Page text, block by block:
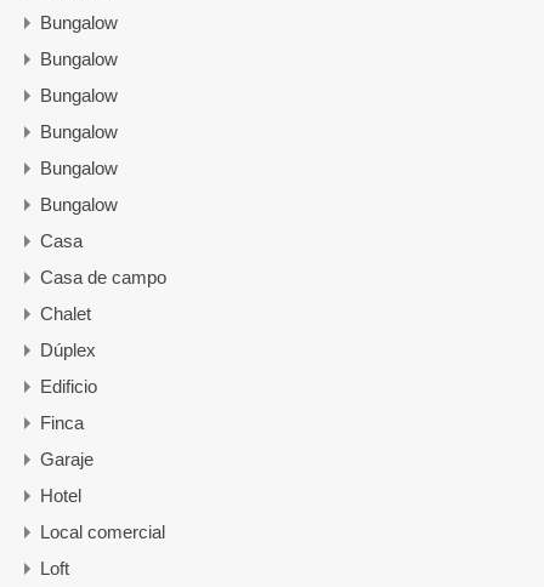
Bungalow
Bungalow
Bungalow
Bungalow
Bungalow
Bungalow
Casa
Casa de campo
Chalet
Dúplex
Edificio
Finca
Garaje
Hotel
Local comercial
Loft